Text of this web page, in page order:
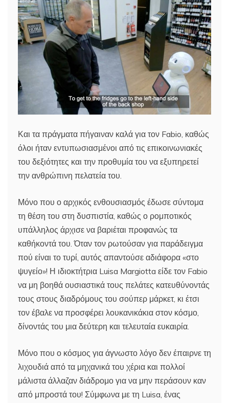
Και τα πράγματα πήγαιναν καλά για τον Fabio, καθώς
όλοι ήταν εντυπωσιασμένοι από τις επικοινωνιακές
του δεξιότητες και την προθυμία του να εξυπηρετεί
την ανθρώπινη πελατεία του.
Μόνο που ο αρχικός ενθουσιασμός έδωσε σύντομα
τη θέση του στη δυσπιστία, καθώς ο ρομποτικός
υπάλληλος άρχισε να βαριέται προφανώς τα
καθήκοντά του. Όταν τον ρωτούσαν για παράδειγμα
πού είναι το τυρί, αυτός απαντούσε αδιάφορα «στο
ψυγείο»! Η ιδιοκτήτρια Luisa Margiotta είδε τον Fabio
να μη βοηθά ουσιαστικά τους πελάτες κατευθύνοντάς
τους στους διαδρόμους του σούπερ μάρκετ, κι έτσι
τον έβαλε να προσφέρει λουκανικάκια στον κόσμο,
δίνοντάς του μια δεύτερη και τελευταία ευκαιρία.
Μόνο που ο κόσμος για άγνωστο λόγο δεν έπαιρνε τη
λιχουδιά από τα μηχανικά του χέρια και πολλοί
μάλιστα άλλαζαν διάδρομο για να μην περάσουν καν
από μπροστά του! Σύμφωνα με τη Luisa, ένας